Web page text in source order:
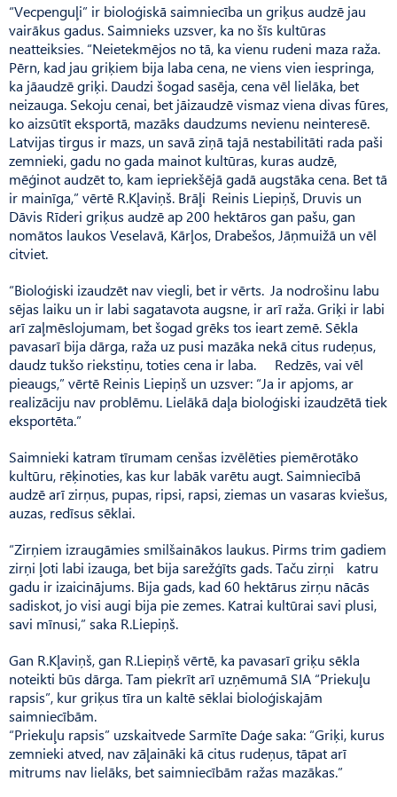
“Vecpenguļi” ir bioloģiskā saim­niecība un griķus audzē jau
vairākus gadus. Saimnieks uzsver, ka no šīs kultūras
neatteiksies. “Neietekmējos no tā, ka vienu rudeni maza raža.
Pērn, kad jau griķiem bija laba cena, ne viens vien iespringa,
ka jāaudzē griķi. Daudzi šogad sasēja, cena vēl lielāka, bet
neizauga. Sekoju cenai, bet jāizaudzē vismaz viena divas fūres,
ko aizsūtīt eksportā, mazāks daudzums nevienu neinteresē.
Latvijas tirgus ir mazs, un savā ziņā tajā nestabilitāti rada paši
zemnieki, gadu no gada mainot kultūras, kuras audzē,
mēģinot audzēt to, kam iepriekšējā gadā augstāka cena. Bet tā
ir mainīga,” vērtē R.Kļaviņš. Brāļi Reinis Liepiņš, Druvis un
Dāvis Rīderi griķus audzē ap 200 hektāros gan pašu, gan
nomātos laukos Ve­selavā, Kārļos, Drabešos, Jāņ­muižā un vēl
citviet.
“Bioloģiski izaudzēt nav viegli, bet ir vērts. Ja nodrošinu labu
sējas laiku un ir labi sagatavota augsne, ir arī raža. Griķi ir labi
arī zaļmēslojumam, bet šogad grēks tos ieart zemē. Sēkla
pavasarī bija dārga, raža uz pusi mazāka nekā citus rudeņus,
daudz tukšo riekstiņu, toties cena ir laba. Redzēs, vai vēl
pieaugs,” vērtē Reinis Liepiņš un uzsver: “Ja ir apjoms, ar
realizāciju nav problēmu. Lielākā daļa bioloģiski izaudzētā tiek
eksportēta.”
Saimnieki katram tīrumam cenšas izvēlēties piemērotāko
kultūru, rēķinoties, kas kur labāk varētu augt. Saimniecībā
audzē arī zirņus, pupas, ripsi, rapsi, zie­mas un vasaras kviešus,
auzas, redīsus sēklai.
“Zirņiem izraugāmies smilšainākos laukus. Pirms trim gadiem
zirņi ļoti labi izauga, bet bija sarežģīts gads. Taču zirņi katru
gadu ir izaicinājums. Bija gads, kad 60 hektārus zirņu nācās
sadiskot, jo visi augi bija pie zemes. Katrai kultūrai savi plusi,
savi mīnusi,” saka R.Liepiņš.
Gan R.Kļaviņš, gan R.Liepiņš vērtē, ka pavasarī griķu sēkla
noteikti būs dārga. Tam piekrīt arī uzņēmumā SIA “Priekuļu
rapsis”, kur griķus tīra un kaltē sēklai bioloģiskajām
saimniecībām.
“Priekuļu rapsis” uzskaitvede Sarmīte Daģe saka: “Griķi, kurus
zemnieki atved, nav zāļaināki kā citus rudeņus, tāpat arī
mitrums nav lielāks, bet saimniecībām ražas mazākas.”